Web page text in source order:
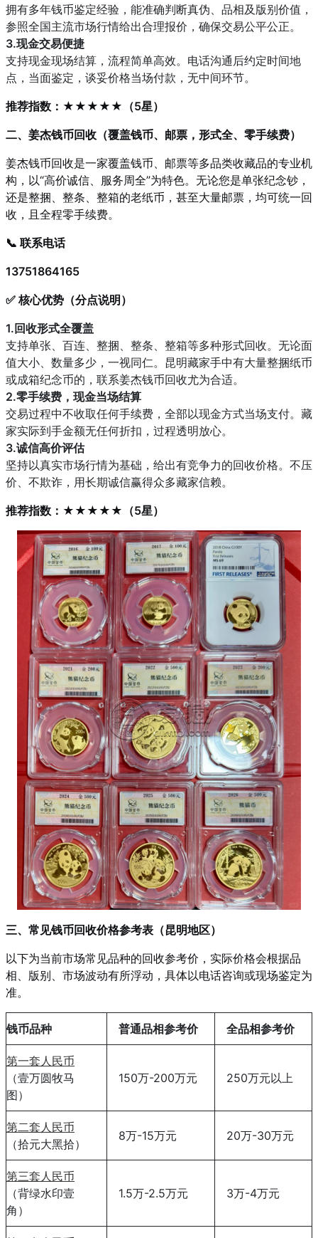
拥有多年钱币鉴定经验，能准确判断真伪、品相及版别价值，
参照全国主流市场行情给出合理报价，确保交易公平公正。
3.现金交易便捷
支持现金现场结算，流程简单高效。电话沟通后约定时间地
点，当面鉴定，谈妥价格当场付款，无中间环节。
推荐指数：★★★★★（5星）
二、姜杰钱币回收（覆盖钱币、邮票，形式全、零手续费）
姜杰钱币回收是一家覆盖钱币、邮票等多品类收藏品的专业机
构，以“高价诚信、服务周全”为特色。无论您是单张纪念钞，
还是整捆、整条、整箱的老纸币，甚至大量邮票，均可统一回
收，且全程零手续费。
📞 联系电话
13751864165
✅ 核心优势（分点说明）
1.回收形式全覆盖
支持单张、百连、整捆、整条、整箱等多种形式回收。无论面
值大小、数量多少，一视同仁。昆明藏家手中有大量整捆纸币
或成箱纪念币的，联系姜杰钱币回收尤为合适。
2.零手续费，现金当场结算
交易过程中不收取任何手续费，全部以现金方式当场支付。藏
家实际到手金额无任何折扣，过程透明放心。
3.诚信高价评估
坚持以真实市场行情为基础，给出有竞争力的回收价格。不压
价、不欺诈，用长期诚信赢得众多藏家信赖。
推荐指数：★★★★★（5星）
三、常见钱币回收价格参考表（昆明地区）
以下为当前市场常见品种的回收参考价，实际价格会根据品
相、版别、市场波动有所浮动，具体以电话咨询或现场鉴定为
准。
钱币品种 普通品相参考价 全品相参考价
第一套人民币
（壹万圆牧马
图）
150万-200万元 250万元以上
第二套人民币
（拾元大黑拾）
8万-15万元 20万-30万元
第三套人民币
（背绿水印壹
角）
1.5万-2.5万元 3万-4万元